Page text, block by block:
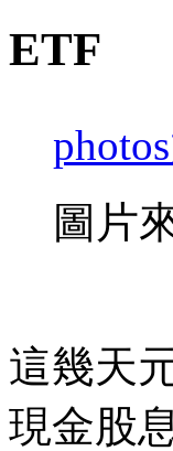
ETF
photos
圖片
這幾天
現金股